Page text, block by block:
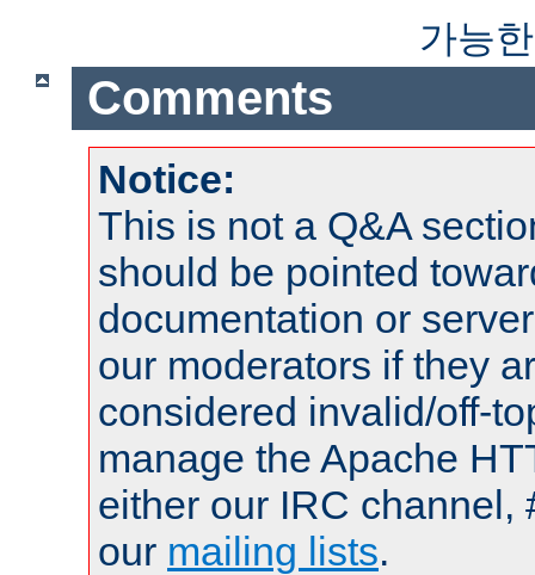
가능
Comments
Notice:
This is not a Q&A
should be pointed
documentation or
our moderators if they
considered invalid/off-
manage the Apache
either our IRC channel,
our mailing lists.